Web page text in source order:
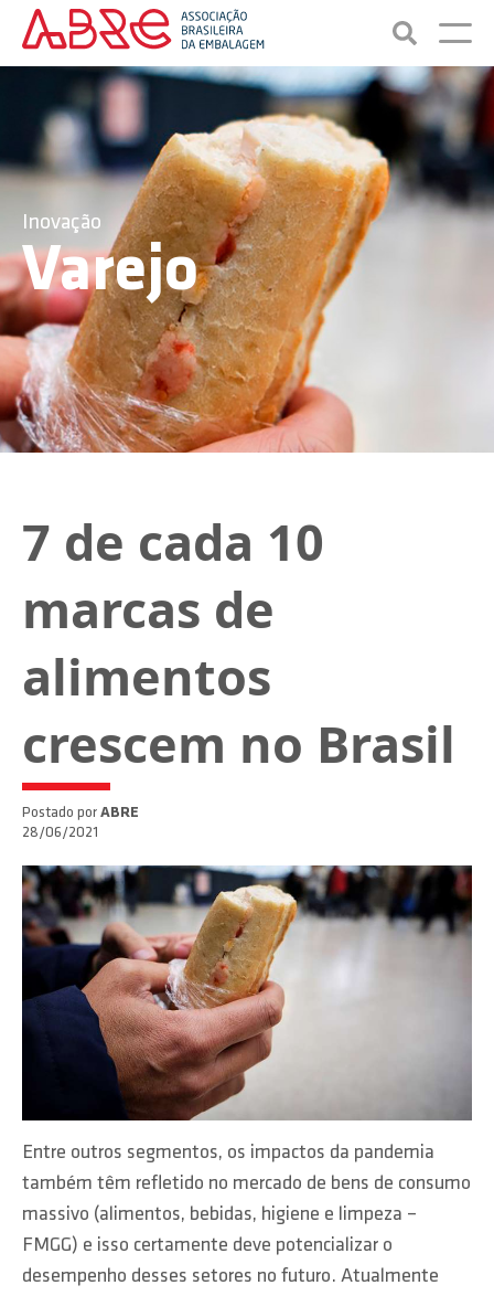
Inovação
Varejo
7 de cada 10
marcas de
alimentos
crescem no Brasil
Postado por ABRE
28/06/2021
Entre outros segmentos, os impactos da pandemia
também têm refletido no mercado de bens de consumo
massivo (alimentos, bebidas, higiene e limpeza –
FMGG) e isso certamente deve potencializar o
desempenho desses setores no futuro. Atualmente